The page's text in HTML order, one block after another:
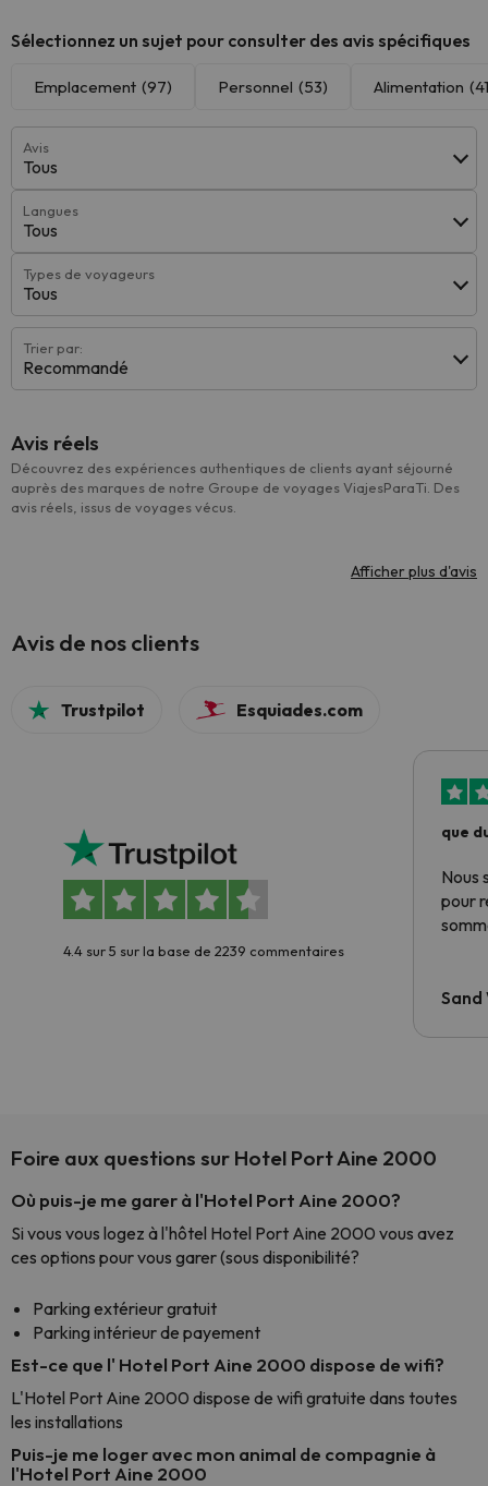
Sélectionnez un sujet pour consulter des avis spécifiques
Emplacement (97) Personnel (53) Alimentation
Avis
Tous
Langues
Tous
Types de voyageurs
Tous
Trier par:
Recommandé
Avis réels
Découvrez des expériences authentiques de clients ayant séjourné
auprès des marques de notre Groupe de voyages ViajesParaTi. Des
avis réels, issus de voyages vécus.
Afficher plus d'avis
Avis de nos clients
Trustpilot Esquiades.com
4.4 sur 5 sur la base de 2239 commentaires
que
Nous
pour
Sand
Foire aux questions sur Hotel Port Aine 2000
Où puis-je me garer à l'Hotel Port Aine 2000?
Si vous vous logez à l'hôtel Hotel Port Aine 2000 vous avez
ces options pour vous garer (sous disponibilité?
Parking extérieur gratuit
Parking intérieur de payement
Est-ce que l' Hotel Port Aine 2000 dispose de wifi?
L'Hotel Port Aine 2000 dispose de wifi gratuite dans toutes
les installations
Puis-je me loger avec mon animal de compagnie à
l'Hotel Port Aine 2000